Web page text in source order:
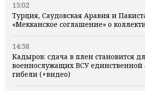
15:02
Турция, Саудовская Аравия и
«Мекканское соглашение» о
14:58
Кадыров: сдача в плен становится
военнослужащих ВСУ единственной
гибели (+видео)